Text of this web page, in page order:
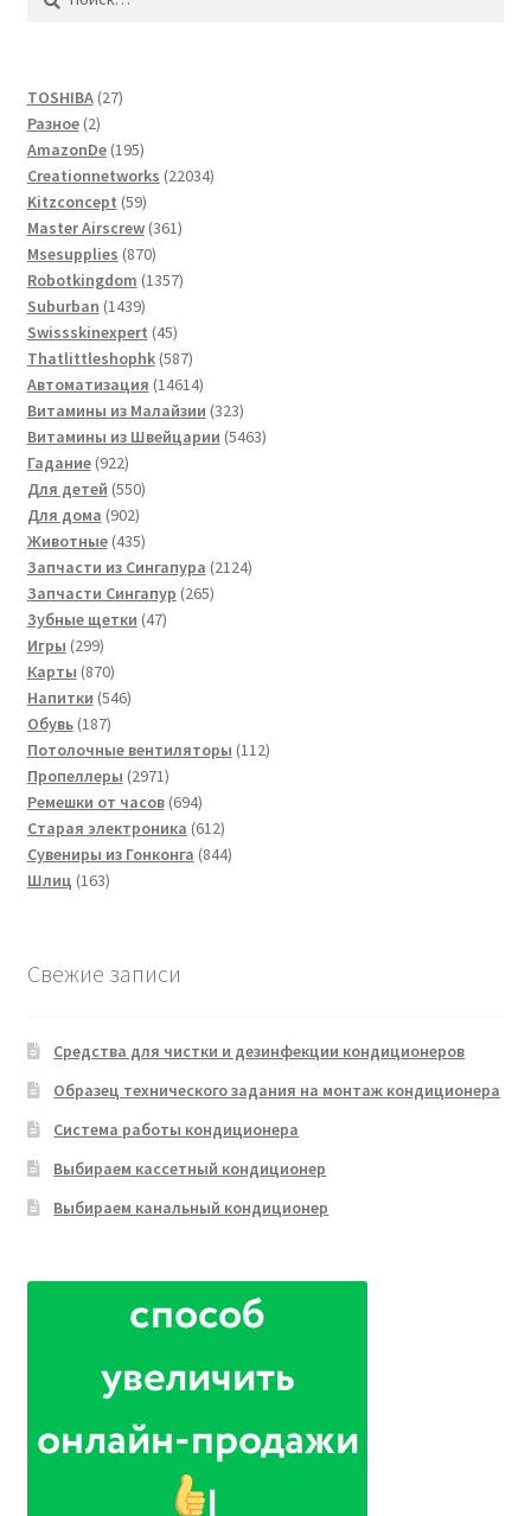
TOSHIBA 2727
Разное 22
товара
AmazonDe 195195
товаров
Creationnetworks 2203422034
Kitzconcept 5959
товаров
Master Airscrew 361361
Msesupplies 870870
товаров
Robotkingdom 13571357
Suburban 14391439
товаров
Swissskinexpert 4545
товаров
Thatlittleshophk 587587
товаров
Автоматизация 1461414614
товаров
Витамины из Малайзии 323323
товара
Витамины из Швейцарии 54635463
Гадание 922922
товара
Для детей 550550
Для дома 902902
товара
Животные 435435
товаров
Запчасти из Сингапура 21242124
Запчасти Сингапур 265265
Зубные щетки 4747
Игры 299299
товаров
Карты 870870
товаров
Напитки 546546
Обувь 187187
товаров
Потолочные вентиляторы 112112
Пропеллеры 29712971
товар
Ремешки от часов 694694
товара
Старая электроника 612612
товаров
Сувениры из Гонконга 844844
Шлиц 163163
Свежие записи
Средства для чистки и дезинфекции кондиционеров
Образец технического задания на монтаж кондиционера
Система работы кондиционера
Выбираем кассетный кондиционер
Выбираем канальный кондиционер